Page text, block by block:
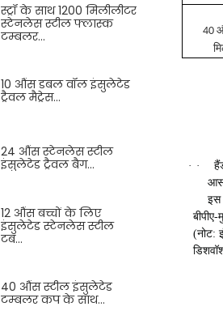
स्ट्रॉ के साथ 1200 मिलीलीटर
स्टेनलेस स्टील फ्लास्क
टम्बलर...
10 औंस डबल वॉल इंसुलेटेड
ट्रैवल मैट्रेस...
24 औंस स्टेनलेस स्टील
इंसुलेटेड ट्रैवल बैग...
12 औंस बच्चों के लिए
इंसुलेटेड स्टेनलेस स्टील
टब...
40 औंस स्टील इंसुलेटेड
टम्बलर कप के साथ...
40
· ·
इस
(नोट: